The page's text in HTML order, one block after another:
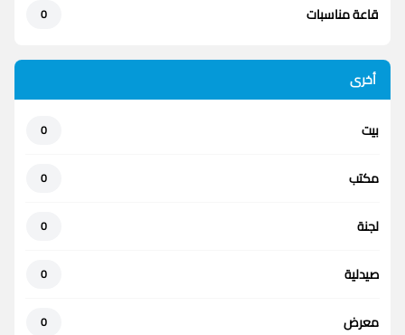
قاعة مناسبات 0
أخرى
بيت 0
مكتب 0
لجنة 0
صيدلية 0
معرض 0